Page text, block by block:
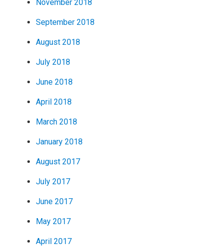
November 2018
September 2018
August 2018
July 2018
June 2018
April 2018
March 2018
January 2018
August 2017
July 2017
June 2017
May 2017
April 2017